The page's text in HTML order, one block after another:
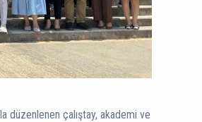
düzenlenen çalıştay, akademi ve